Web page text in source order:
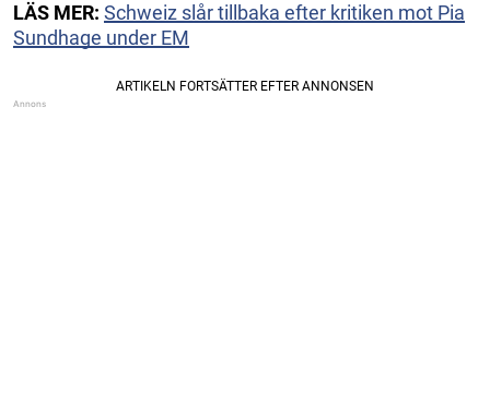
LÄS MER: Schweiz slår tillbaka efter kritiken mot Pia
Sundhage under EM